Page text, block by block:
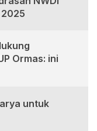
Ormas: ini
untuk